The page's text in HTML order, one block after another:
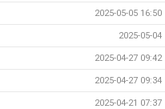
2025-05-05 16:50
2025-05-04
2025-04-27 09:42
2025-04-27 09:34
2025-04-21 07:37